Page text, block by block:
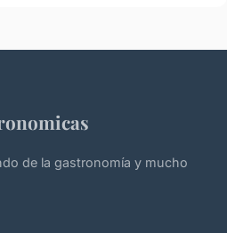
de la gastronomía y mucho